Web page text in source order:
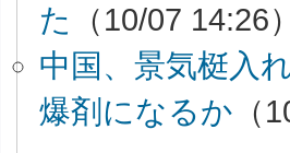
た
（10/07 14:26
中国、景気梃入
爆剤になるか （